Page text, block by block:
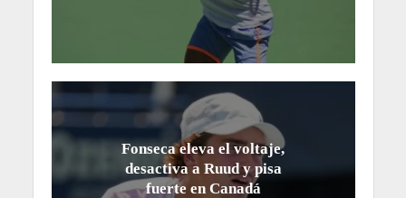
Fonseca eleva el voltaje,
desactiva a Ruud y pisa
fuerte en Canadá